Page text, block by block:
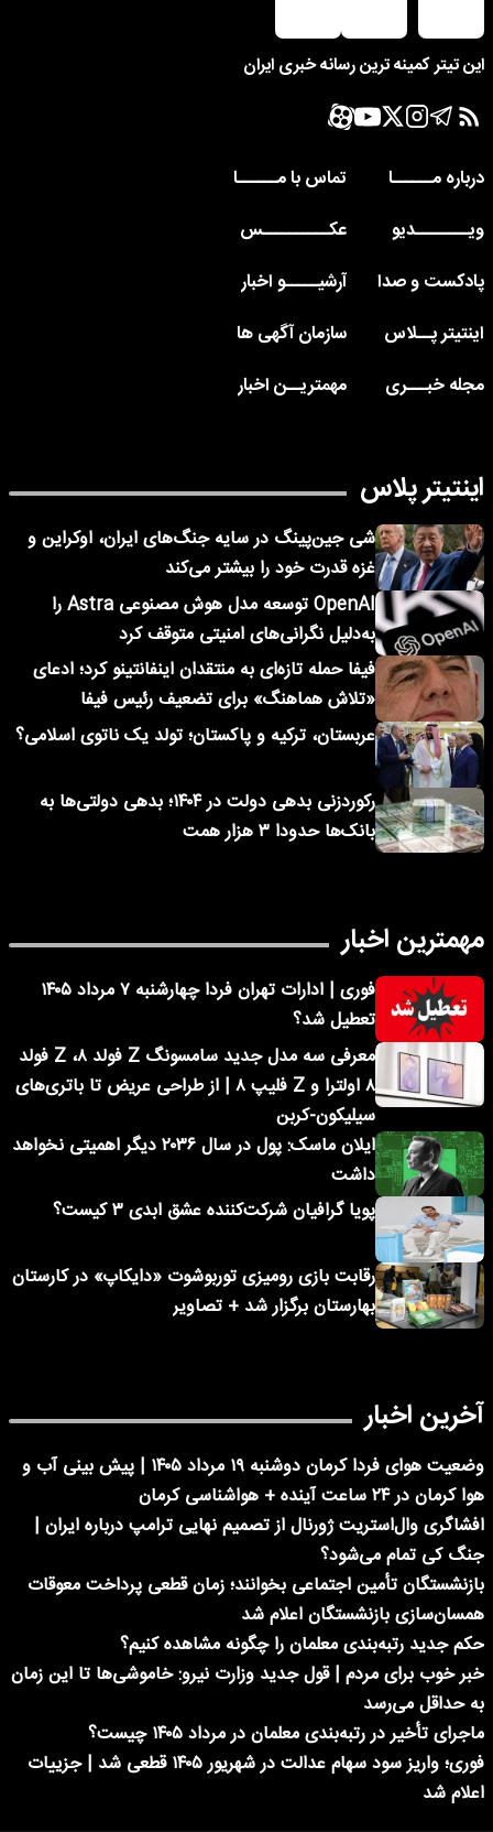
این تیتر کمینه ترین رسانه خبری ایران
درباره مــــــا
تماس با مــــــا
ویــــــــدیو
عکــــــــــس
پادکست و صدا
آرشیـــــو اخبار
اینتیتر پــلاس
سازمان آگهی ها
مجله خبـــری
مهمتریــن اخبار
اینتیتر پلاس
شی جین‌پینگ در سایه جنگ‌های ایران، اوکراین و
غزه قدرت خود را بیشتر می‌کند
OpenAI توسعه مدل هوش مصنوعی Astra را
به‌دلیل نگرانی‌های امنیتی متوقف کرد
فیفا حمله تازه‌ای به منتقدان اینفانتینو کرد؛ ادعای
«تلاش هماهنگ» برای تضعیف رئیس فیفا
عربستان، ترکیه و پاکستان؛ تولد یک ناتوی اسلامی؟
رکوردزنی بدهی دولت در ۱۴۰۴؛ بدهی دولتی‌ها به
بانک‌ها حدودا ۳ هزار همت
مهمترین اخبار
فوری | ادارات تهران فردا چهارشنبه ۷ مرداد ۱۴۰۵
تعطیل شد؟
معرفی سه مدل جدید سامسونگ Z فولد ۸، Z فولد
۸ اولترا و Z فلیپ ۸ | از طراحی عریض تا باتری‌های
سیلیکون-کربن
ایلان ماسک: پول در سال ۲۰۳۶ دیگر اهمیتی نخواهد
داشت
پویا گرافیان شرکت‌کننده عشق ابدی ۳ کیست؟
رقابت بازی رومیزی توربوشوت «دایکاپ» در کارستان
بهارستان برگزار شد + تصاویر
آخرین اخبار
وضعیت هوای فردا کرمان دوشنبه ۱۹ مرداد ۱۴۰۵ | پیش بینی آب و
هوا کرمان در ۲۴ ساعت آینده + هواشناسی کرمان
افشاگری وال‌استریت ژورنال از تصمیم نهایی ترامپ درباره ایران |
جنگ کی تمام می‌شود؟
بازنشستگان تأمین اجتماعی بخوانند؛ زمان قطعی پرداخت معوقات
همسان‌سازی بازنشستگان اعلام شد
حکم جدید رتبه‌بندی معلمان را چگونه مشاهده کنیم؟
خبر خوب برای مردم | قول جدید وزارت نیرو: خاموشی‌ها تا این زمان
به حداقل می‌رسد
ماجرای تأخیر در رتبه‌بندی معلمان در مرداد ۱۴۰۵ چیست؟
فوری؛ واریز سود سهام عدالت در شهریور ۱۴۰۵ قطعی شد | جزییات
اعلام شد